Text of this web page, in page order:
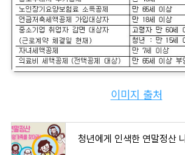
이미지 출처
청년에게 인색한 연말정산